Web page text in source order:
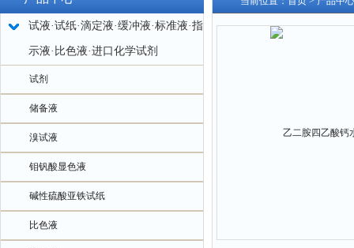
试液·试纸·滴定液·缓冲液·标准液·指
示液·比色液·进口化学试剂
试剂
储备液
溴试液
钼钒酸显色液
碱性硫酸亚铁试纸
比色液